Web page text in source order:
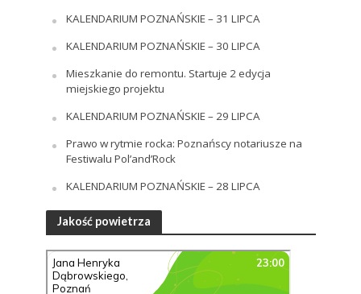
KALENDARIUM POZNAŃSKIE – 31 LIPCA
KALENDARIUM POZNAŃSKIE – 30 LIPCA
Mieszkanie do remontu. Startuje 2 edycja
miejskiego projektu
KALENDARIUM POZNAŃSKIE – 29 LIPCA
Prawo w rytmie rocka: Poznańscy notariusze na
Festiwalu Pol’and’Rock
KALENDARIUM POZNAŃSKIE – 28 LIPCA
Jakość powietrza